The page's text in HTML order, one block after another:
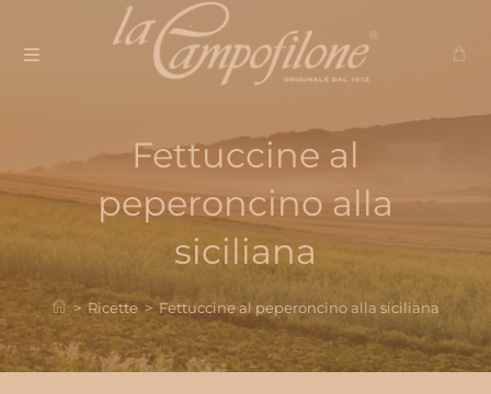
contenuto
Fettuccine al
peperoncino alla
siciliana
> Ricette > Fettuccine al peperoncino alla siciliana